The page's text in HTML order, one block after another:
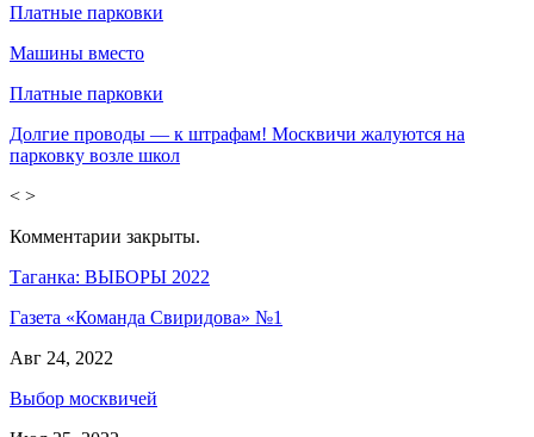
Платные парковки
Машины вместо
Платные парковки
Долгие проводы — к штрафам! Москвичи жалуются на
парковку возле школ
< >
Комментарии закрыты.
Таганка: ВЫБОРЫ 2022
Газета «Команда Свиридова» №1
Авг 24, 2022
Выбор москвичей